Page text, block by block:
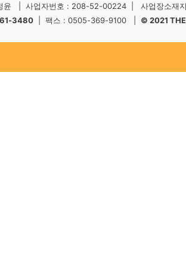
| 사업자번호 : 208-52-00224 | 사업장소재지
3480 | 팩스 : 0505-369-9100 | © 2021